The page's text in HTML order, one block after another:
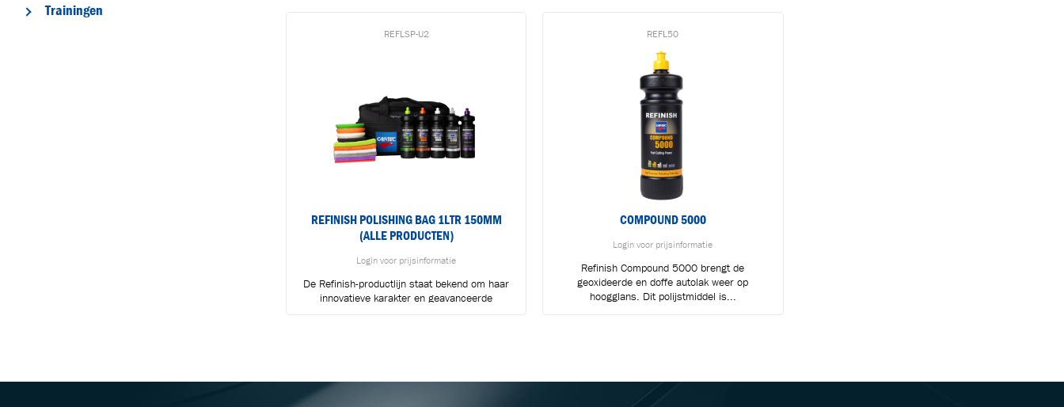
Trainingen
REFLSP-U2
REFINISH POLISHING BAG 1LTR 150MM
(ALLE PRODUCTEN)
Login voor prijsinformatie
De Refinish-productlijn staat bekend om haar
innovatieve karakter en geavanceerde
technologie. Elk product biedt unieke...
REFL50
COMPOUND 5000
Login voor prijsinformatie
Refinish Compound 5000 brengt de
geoxideerde en doffe autolak weer op
hoogglans. Dit polijstmiddel is...
BLIJF OP DE HOOGTE VIA ONZE NIEUWSBRIEF
Ontvang vakgerelateerde tips,